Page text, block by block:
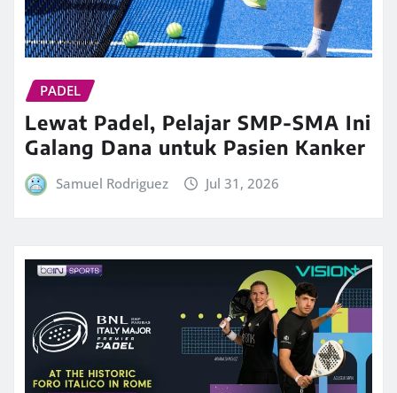
PADEL
Lewat Padel, Pelajar SMP-SMA Ini
Galang Dana untuk Pasien Kanker
Samuel Rodriguez Jul 31, 2026